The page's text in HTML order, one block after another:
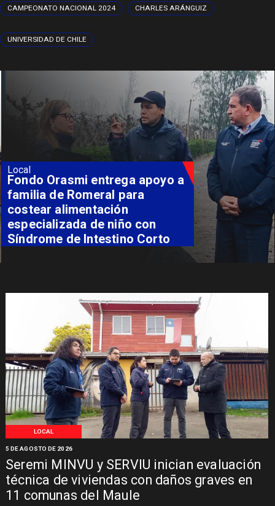
CAMPEONATO NACIONAL 2024 CHARLES ARÁNGUIZ
UNIVERSIDAD DE CHILE
LOCAL
Seremi MINVU y SERVIU inician evaluación
técnica de viviendas con daños graves en
11 comunas del Maule
5 DE AGOSTO DE 2026
Local
Fondo Orasmi entrega apoyo a
familia de Romeral para
costear alimentación
especializada de niño con
Síndrome de Intestino Corto